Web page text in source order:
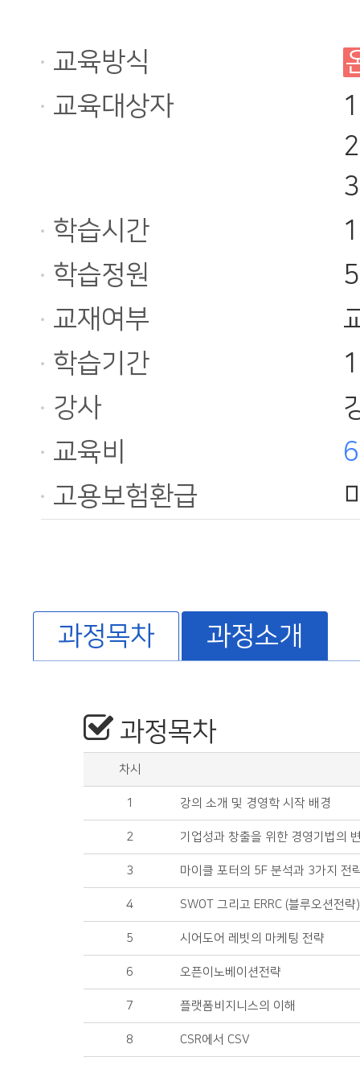
교육방식
교육대상자
학습시간
학습정원
교재여부
학습기간
강사
교육비
고용보험환급
과정목차 과정소개
과정목차
차시
1 강의 소개 및 경영학 시작 배경
2 기업성과 창출을 위한 경영기법의
3 마이클 포터의 5F 분석과 3가지 전
4 SWOT 그리고 ERRC (블루오션전략)
5 시어도어 레빗의 마케팅 전략
6 오픈이노베이션전략
7 플랫폼비지니스의 이해
8 CSR에서 CSV